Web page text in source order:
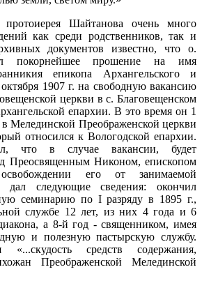
Шайтанова очень много
как среди родственников, так и
документов известно, что о.
покорнейшее прошение на имя
епикопа Архангельского и
1907 г. на свободную вакансию
церкви в с. Благовещенском
епархии. В это время он 1
Мелединской Преображенской церкви
относился к Вологодской епархии.
что в случае вакансии, будет
Преосвященным Никоном, епископом
его от занимаемой
следующие сведения: окончил
семинарию по I разряду в 1895 г.,
службе 12 лет, из них 4 года и 6
а 8-й год - священником, имея
и полезную пастырскую службу.
средств содержания,
Преображенской Мелединской